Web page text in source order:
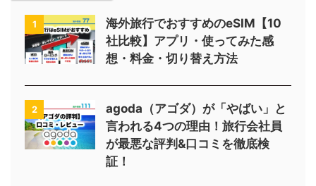
1
海外旅行でおすすめのeSIM【10
社比較】アプリ・使ってみた感
想・料金・切り替え方法
2
agoda（アゴダ）が「やばい」と
言われる4つの理由！旅行会社員
が最悪な評判&口コミを徹底検
証！